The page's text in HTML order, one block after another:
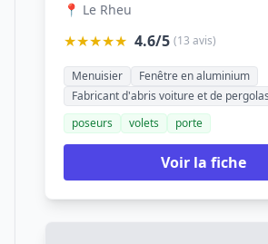
📍 Le Rheu
★★★★★ 4.6/5 (13 avis)
Menuisier
Fenêtre en aluminium
Fabricant d'abris voiture et de pergolas
poseurs
volets porte
Voir la fiche